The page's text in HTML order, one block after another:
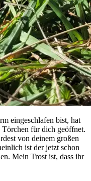
eingeschlafen bist, hat
Törchen für dich geöffnet.
von deinem großen
ist der jetzt schon
Mein Trost ist, dass ihr